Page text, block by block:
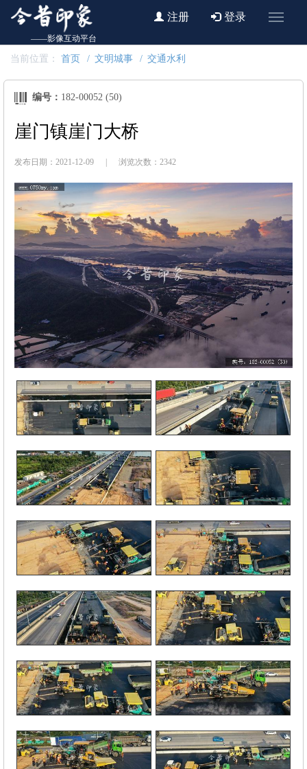
——影像互动平台
注册 登录
当前位置： 首页 文明城事 交通水利
编号： 182-00052 (50)
崖门镇崖门大桥
发布日期：2021-12-09 | 浏览次数：2342